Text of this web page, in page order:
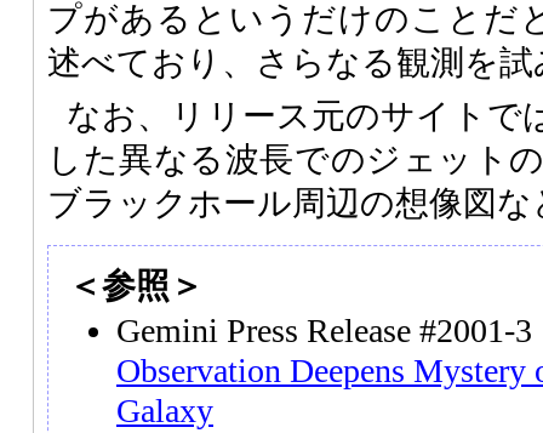
プがあるというだけのことだ
述べており、さらなる観測を
なお、リリース元のサイトで
した異なる波長でのジェット
ブラックホール周辺の想像図
＜参照＞
Gemini Press Release #2001-
Observation Deepens
Galaxy